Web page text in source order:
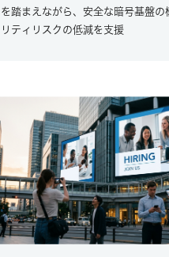
を踏まえながら、安全な暗号基盤の
リティリスクの低減を支援